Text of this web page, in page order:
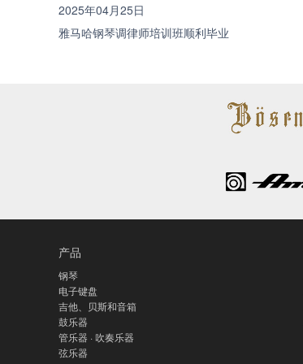
2025年04月25日
雅马哈钢琴调律师培训班顺利毕业
产品
钢琴
电子键盘
吉他、贝斯和音箱
鼓乐器
管乐器 · 吹奏乐器
弦乐器